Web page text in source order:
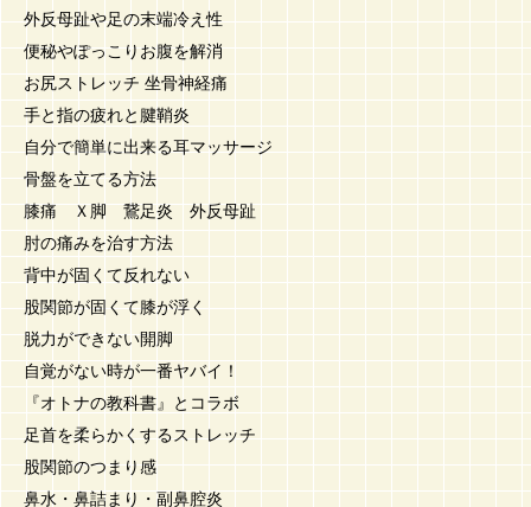
外反母趾や足の末端冷え性
便秘やぽっこりお腹を解消
お尻ストレッチ 坐骨神経痛
手と指の疲れと腱鞘炎
自分で簡単に出来る耳マッサージ
骨盤を立てる方法
膝痛 Ｘ脚 鵞足炎 外反母趾
肘の痛みを治す方法
背中が固くて反れない
股関節が固くて膝が浮く
脱力ができない開脚
自覚がない時が一番ヤバイ！
『オトナの教科書』とコラボ
足首を柔らかくするストレッチ
股関節のつまり感
鼻水・鼻詰まり・副鼻腔炎